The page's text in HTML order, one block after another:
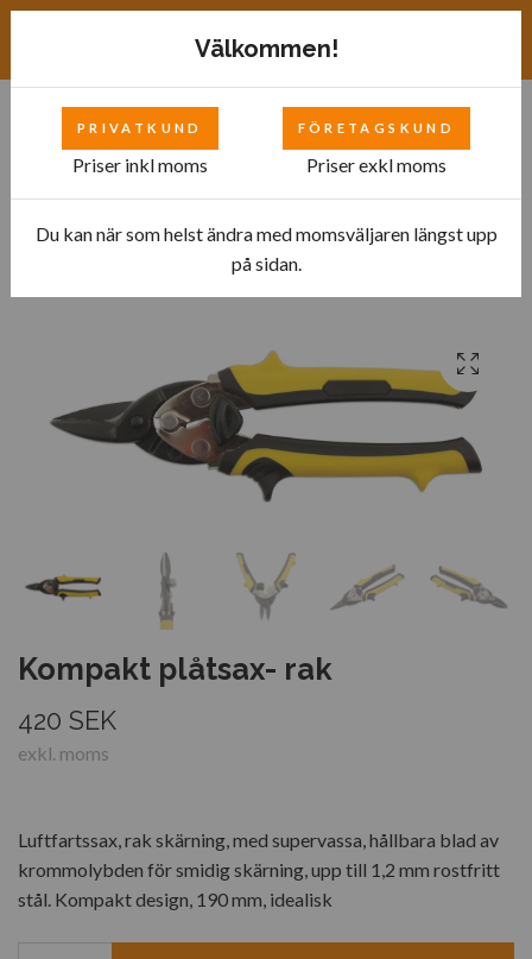
Specialverktyg
Kompakt plåtsax- rak
420 SEK
exkl. moms
Luftfartssax, rak skärning, med supervassa, hållbara blad av
krommolybden för smidig skärning, upp till 1,2 mm rostfritt
stål. Kompakt design, 190 mm, idealisk
Välkommen!
PRIVATKUND
Priser inkl moms
FÖRETAGSKUND
Priser exkl moms
Du kan när som helst ändra med momsväljaren längst upp
på sidan.